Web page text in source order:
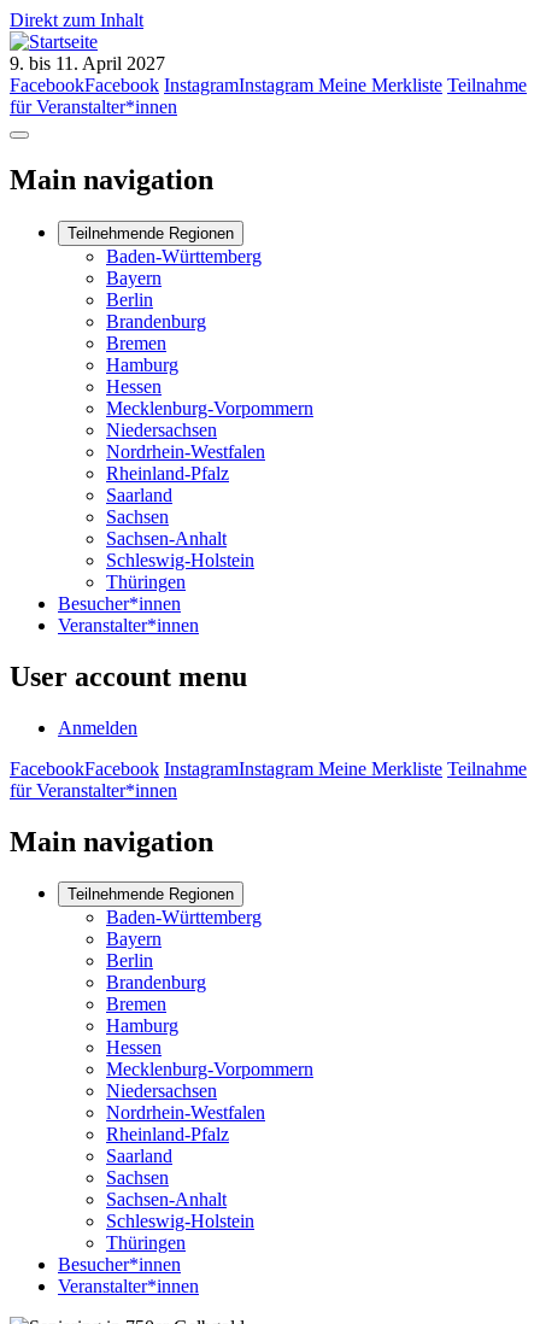
Direkt zum Inhalt
9. bis 11. April 2027
FacebookFacebook InstagramInstagram Meine Merkliste Teilnahme
für Veranstalter*innen
Main navigation
Teilnehmende Regionen
Baden-Württemberg
Bayern
Berlin
Brandenburg
Bremen
Hamburg
Hessen
Mecklenburg-Vorpommern
Niedersachsen
Nordrhein-Westfalen
Rheinland-Pfalz
Saarland
Sachsen
Sachsen-Anhalt
Schleswig-Holstein
Thüringen
Besucher*innen
Veranstalter*innen
User account menu
Anmelden
FacebookFacebook InstagramInstagram Meine Merkliste Teilnahme
für Veranstalter*innen
Main navigation
Teilnehmende Regionen
Baden-Württemberg
Bayern
Berlin
Brandenburg
Bremen
Hamburg
Hessen
Mecklenburg-Vorpommern
Niedersachsen
Nordrhein-Westfalen
Rheinland-Pfalz
Saarland
Sachsen
Sachsen-Anhalt
Schleswig-Holstein
Thüringen
Besucher*innen
Veranstalter*innen